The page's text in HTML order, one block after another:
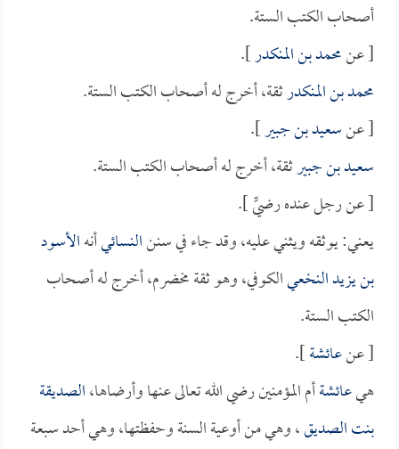
أصحاب الكتب الستة.
[ عنمحمد بن المنكدر].
محمد بن المنكدرثقة، أخرج له أصحاب الكتب الستة.
[ عنسعيد بن جبير].
سعيد بن جبيرثقة، أخرج له أصحاب الكتب الستة.
[ عن رجل عنده رضيٍّ ].
يعني: يوثقه ويثني عليه، وقد جاء في سننالنسائيأنهالأسود
بن يزيد النخعيالكوفي، وهو ثقة مخضرم، أخرج له أصحاب
الكتب الستة.
[ عنعائشة].
هيعائشةأم المؤمنين رضي الله تعالى عنها وأرضاها،الصديقة
بنت الصديق، وهي من أوعية السنة وحفظتها، وهي أحد سبعة